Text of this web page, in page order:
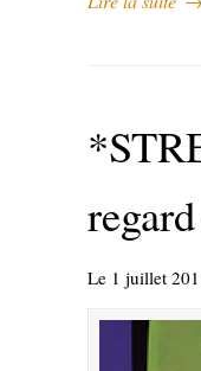
Le 1 juillet